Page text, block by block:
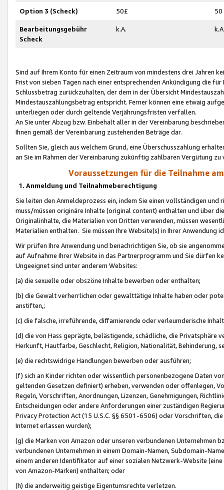
Option 3 (Scheck) 50£ 50
Bearbeitungsgebühr
Scheck
k.A.
Sind auf Ihrem Konto für einen Zeitraum von mindestens drei Jahren
Frist von sieben Tagen nach einer entsprechenden Ankündigung die
Schlussbetrag zurückzuhalten, der dem in der Übersicht
Mindestauszahlungsbetrag entspricht. Ferner können eine etwaig
unterliegen oder durch geltende Verjährungsfristen verfallen.
An Sie unter Abzug bzw. Einbehalt aller in der Vereinbarung
Ihnen gemäß der Vereinbarung zustehenden Beträge dar.
Sollten Sie, gleich aus welchem Grund, eine Überschusszahlung
an Sie im Rahmen der Vereinbarung zukünftig zahlbaren Vergütung zu
Voraussetzungen für die Teilnahme
1. Anmeldung und Teilnahmeberechtigung
Sie leiten den Anmeldeprozess ein, indem Sie einen vollständigen
muss/müssen originäre Inhalte (original content) enthalten und über
Originalinhalte, die Materialien von Dritten verwenden, müssen
Materialien enthalten. Sie müssen Ihre Website(s) in Ihrer Anwendung
Wir prüfen Ihre Anwendung und benachrichtigen Sie, ob sie
auf Aufnahme Ihrer Website in das Partnerprogramm und Sie dürfen
Ungeeignet sind unter anderem Websites:
(a) die sexuelle oder obszöne Inhalte bewerben oder enthalten;
(b) die Gewalt verherrlichen oder gewalttätige Inhalte haben oder
anstiften,;
(c) die falsche, irreführende, diffamierende oder verleumderische
(d) die von Hass geprägte, belästigende, schädliche, die Privatsphäre
Herkunft, Hautfarbe, Geschlecht, Religion, Nationalität, Behinderung,
(e) die rechtswidrige Handlungen bewerben oder ausführen;
(f) sich an Kinder richten oder wissentlich personenbezogene Daten
geltenden Gesetzen definiert) erheben, verwenden oder offenlegen,
Regeln, Vorschriften, Anordnungen, Lizenzen, Genehmigungen,
Entscheidungen oder andere Anforderungen einer zuständigen
Privacy Protection Act (15 U.S.C. §§ 6501-6506) oder Vorschriften,
Internet erlassen wurden);
(g) die Marken von Amazon oder unseren verbundenen Unternehmen
verbundenen Unternehmen in einem Domain-Namen, Subdomain-
einem anderen Identifikator auf einer sozialen Netzwerk-Website
von Amazon-Marken) enthalten; oder
(h) die anderweitig geistige Eigentumsrechte verletzen.